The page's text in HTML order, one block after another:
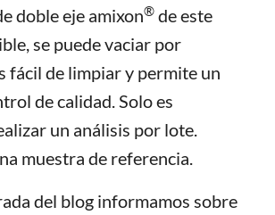
doble eje amixon® de este
se puede vaciar por
fácil de limpiar y permite un
de calidad. Solo es
un análisis por lote.
muestra de referencia.
del blog informamos sobre